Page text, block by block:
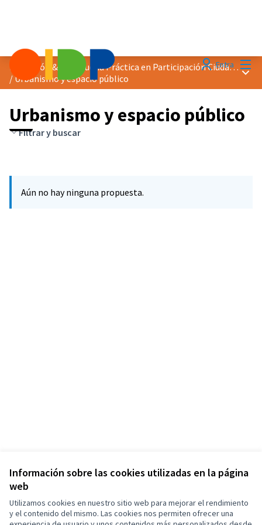
Información sobre las cookies utilizadas en la página
web
Utilizamos cookies en nuestro sitio web para mejorar el rendimiento
y el contenido del mismo. Las cookies nos permiten ofrecer una
EntraDistinción &quot;Buena Práctica en Participación Ciudadana&quot; 2025
/Urbanismo y espacio público
Urbanismo y espacio público
Filtrar y buscar
Aún no hay ninguna propuesta.